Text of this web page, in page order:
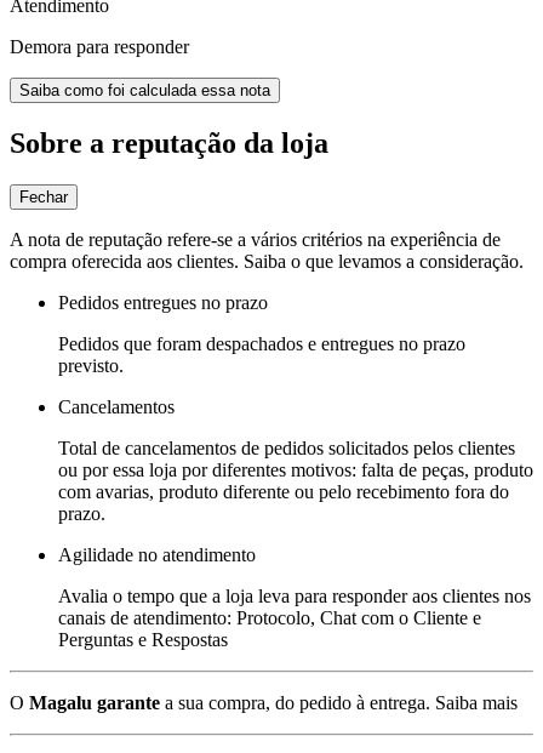
Atendimento
Demora para responder
Saiba como foi calculada essa nota
Sobre a reputação da loja
Fechar
A nota de reputação refere-se a vários critérios na experiência de
compra oferecida aos clientes. Saiba o que levamos a consideração.
Pedidos entregues no prazo
Pedidos que foram despachados e entregues no prazo
previsto.
Cancelamentos
Total de cancelamentos de pedidos solicitados pelos clientes
ou por essa loja por diferentes motivos: falta de peças, produto
com avarias, produto diferente ou pelo recebimento fora do
prazo.
Agilidade no atendimento
Avalia o tempo que a loja leva para responder aos clientes nos
canais de atendimento: Protocolo, Chat com o Cliente e
Perguntas e Respostas
O Magalu garante a sua compra, do pedido à entrega. Saiba mais